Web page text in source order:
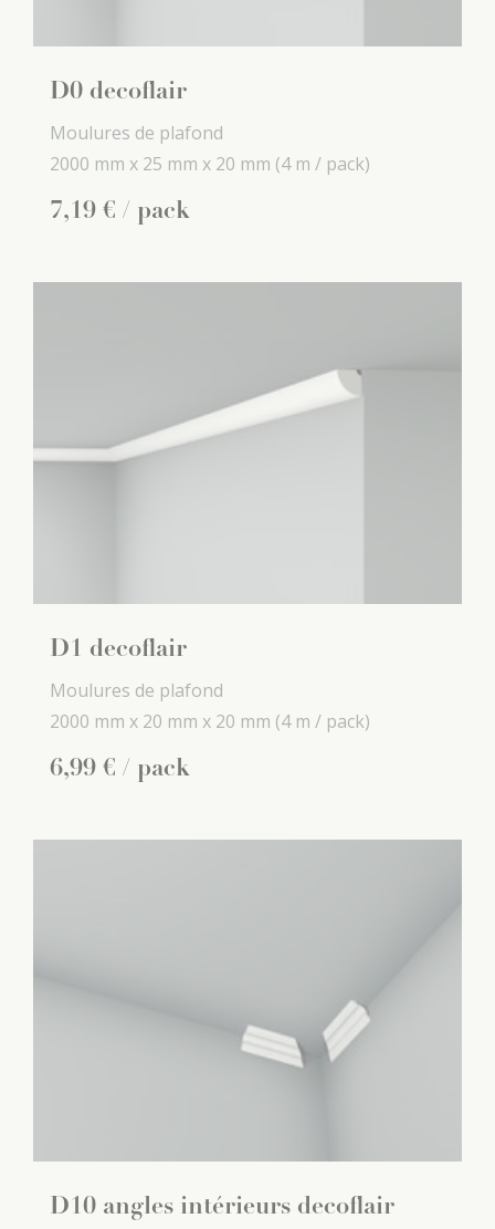
D0 decoflair
Moulures de plafond
2000 mm x 25 mm x 20 mm (4 m / pack)
7,19 € / pack
D1 decoflair
Moulures de plafond
2000 mm x 20 mm x 20 mm (4 m / pack)
6,99 € / pack
D10 angles intérieurs decoflair